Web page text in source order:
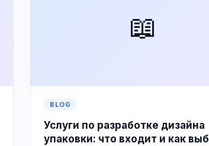
📖
BLOG
Услуги по разработке дизайна
упаковки: что входит и как